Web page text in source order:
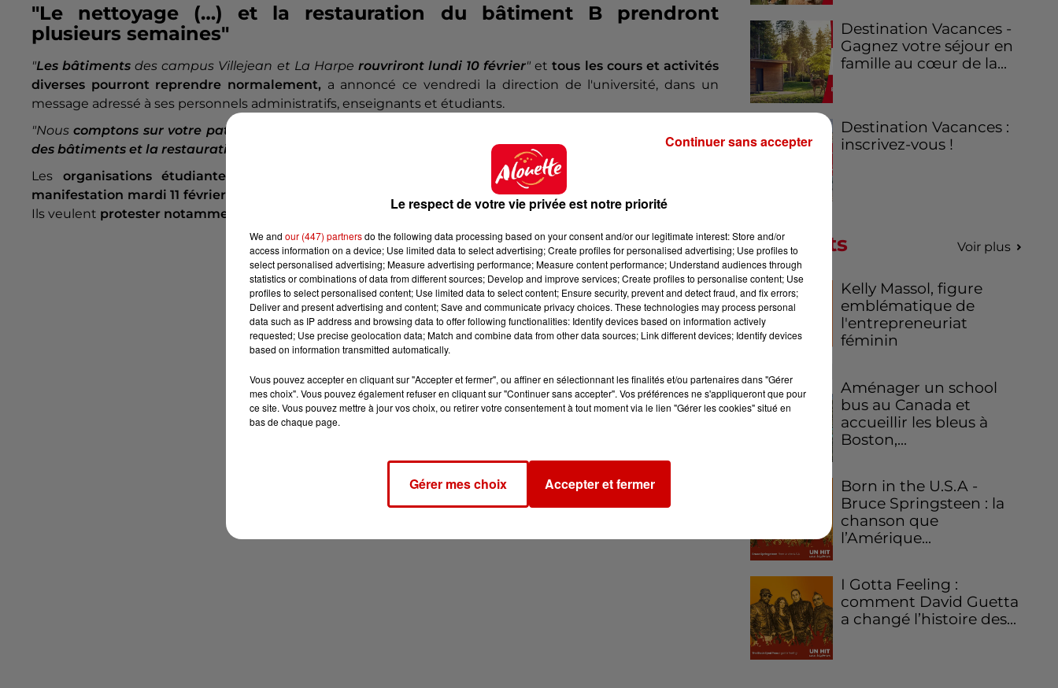
"Le nettoyage (…) et la restauration du bâtiment B prendront
plusieurs semaines"
"Les bâtiments des campus Villejean et La Harpe rouvriront lundi 10 février" ettous les cours et activités
diverses pourront reprendre normalement, a annoncé ce vendredi la direction de l'université, dans un
message adressé à ses personnels administratifs, enseignants et étudiants.
"Nouscomptons sur votre patience
des bâtiments et la restauration du bâtiment B prendront plusieurs semaines", a ajouté la direction.
Les organisations étudiantes
l'intersyndicale de l'Enseignement supérieur ont appelé à une
manifestation mardi 11 février à Paris,
devant le ministère de l'Enseignement supérieur et de la Recherche.
Ils veulent protester notamment contre les coupes budgétaires et certaines hausses de frais envisagées.
Destination Vacances -
Gagnez votre séjour en
famille au cœur de la...
Destination Vacances :
inscrivez-vous !
Podcasts Voir plus
Kelly Massol, figure
emblématique de
l'entrepreneuriat
féminin
Aménager un school
bus au Canada et
accueillir les bleus à
Boston,...
Born in the U.S.A -
Bruce Springsteen : la
chanson que
l’Amérique...
I Gotta Feeling :
comment David Guetta
a changé l’histoire des...
Le respect de votre vie privée est notre priorité
We and our (447) partnersdo the following data processing based on your consent and/or our legitimate interest: Store and/or
access information on a device; Use limited data to select advertising; Create profiles for personalised advertising; Use profiles to
select personalised advertising; Measure advertising performance; Measure content performance; Understand audiences through
statistics or combinations of data from different sources; Develop and improve services; Create profiles to personalise content; Use
profiles to select personalised content; Use limited data to select content; Ensure security, prevent and detect fraud, and fix errors;
Deliver and present advertising and content; Save and communicate privacy choices. These technologies may process personal
data such as IP address and browsing data to offer following functionalities: Identify devices based on information actively
requested; Use precise geolocation data; Match and combine data from other data sources; Link different devices; Identify devices
based on information transmitted automatically.
Vous pouvez accepter en cliquant sur "Accepter et fermer", ou affiner en sélectionnant les finalités et/ou partenaires dans "Gérer
mes choix". Vous pouvez également refuser en cliquant sur "Continuer sans accepter". Vos préférences ne s'appliqueront que pour
ce site. Vous pouvez mettre à jour vos choix, ou retirer votre consentement à tout moment via le lien "Gérer les cookies" situé en
bas de chaque page.
Gérer mes choix Accepter et fermer
Continuer sans accepter